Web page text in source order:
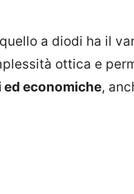
a diodi ha il
ottica e
economiche,